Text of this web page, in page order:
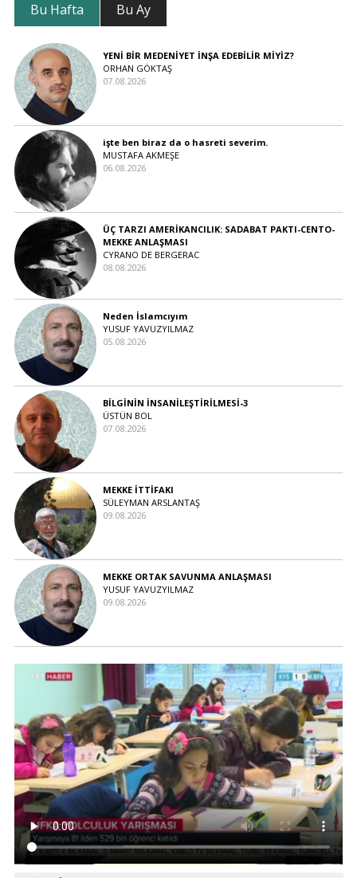
Bu Hafta Bu Ay
YENİ BİR MEDENİYET İNŞA EDEBİLİR MİYİZ?
ORHAN GÖKTAŞ
07.08.2026
işte ben biraz da o hasreti severim.
MUSTAFA AKMEŞE
06.08.2026
ÜÇ TARZI AMERİKANCILIK: SADABAT PAKTI-CENTO-
MEKKE ANLAŞMASI
CYRANO DE BERGERAC
08.08.2026
Neden İslamcıyım
YUSUF YAVUZYILMAZ
05.08.2026
BİLGİNİN İNSANİLEŞTİRİLMESİ-3
ÜSTÜN BOL
07.08.2026
MEKKE İTTİFAKI
SÜLEYMAN ARSLANTAŞ
09.08.2026
MEKKE ORTAK SAVUNMA ANLAŞMASI
YUSUF YAVUZYILMAZ
09.08.2026